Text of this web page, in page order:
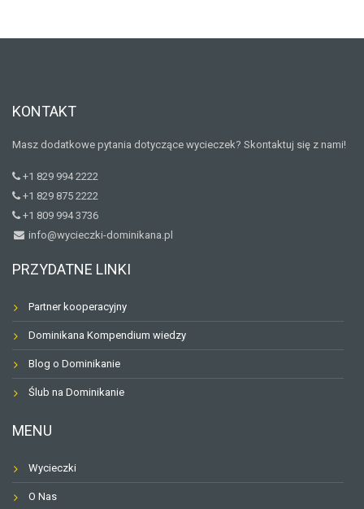
KONTAKT
Masz dodatkowe pytania dotyczące wycieczek? Skontaktuj się z nami!
+1 829 994 2222
+1 829 875 2222
+1 809 994 3736
info@wycieczki-dominikana.pl
PRZYDATNE LINKI
Partner kooperacyjny
Dominikana Kompendium wiedzy
Blog o Dominikanie
Ślub na Dominikanie
MENU
Wycieczki
O Nas